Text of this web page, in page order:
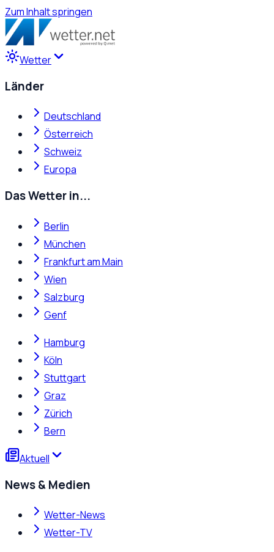
Zum Inhalt springen
Wetter
Länder
Deutschland
Österreich
Schweiz
Europa
Das Wetter in...
Berlin
München
Frankfurt am Main
Wien
Salzburg
Genf
Hamburg
Köln
Stuttgart
Graz
Zürich
Bern
Aktuell
News & Medien
Wetter-News
Wetter-TV